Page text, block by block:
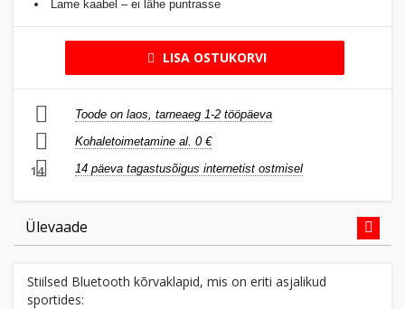
Lame kaabel – ei lähe puntrasse
LISA OSTUKORVI
Toode on laos, tarneaeg 1-2 tööpäeva
Kohaletoimetamine al. 0 €
14 14 päeva tagastusõigus internetist ostmisel
Ülevaade
Stiilsed Bluetooth kõrvaklapid, mis on eriti asjalikud
sportides: